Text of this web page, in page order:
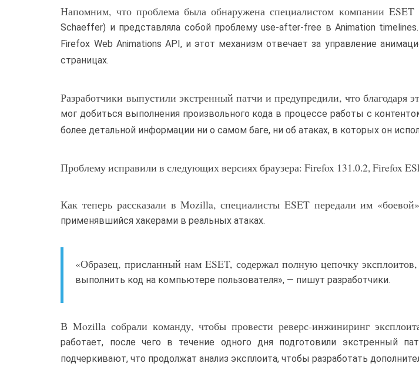
Напомним, что проблема была обнаружена специалистом компании
Schaeffer) и представляла собой проблему use-after-free в Animation
Firefox Web Animations API, и этот механизм отвечает за управление
страницах.
Разработчики выпустили экстренный патчи и предупредили, что благодаря
мог добиться выполнения произвольного кода в процессе работы с
более детальной информации ни о самом баге, ни об атаках, в которых он
Проблему исправили в следующих версиях браузера: Firefox 131.0.2, Firefox
Как теперь рассказали в Mozilla, специалисты ESET передали им
применявшийся хакерами в реальных атаках.
«Образец, присланный нам ESET, содержал полную цепочку эксплоитов,
выполнить код на компьютере пользователя», — пишут разработчики.
В Mozilla собрали команду, чтобы провести реверс-инжиниринг
работает, после чего в течение одного дня подготовили экстренный
подчеркивают, что продолжат анализ эксплоита, чтобы разработать